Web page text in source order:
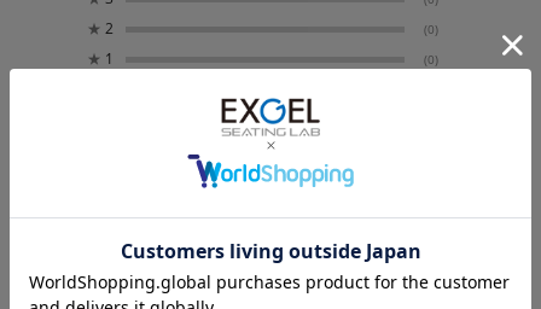
★ 2 (0)
★ 1 (0)
レビューはありません。